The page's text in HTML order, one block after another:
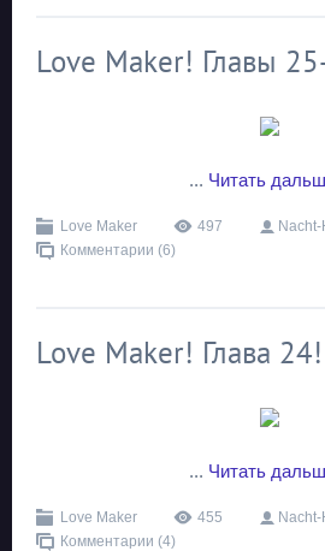
Love Maker! Главы
... Читать
Love Maker 497
Комментарии (6)
Love Maker! Глава 24!
... Читать
Love Maker 455
Комментарии (4)